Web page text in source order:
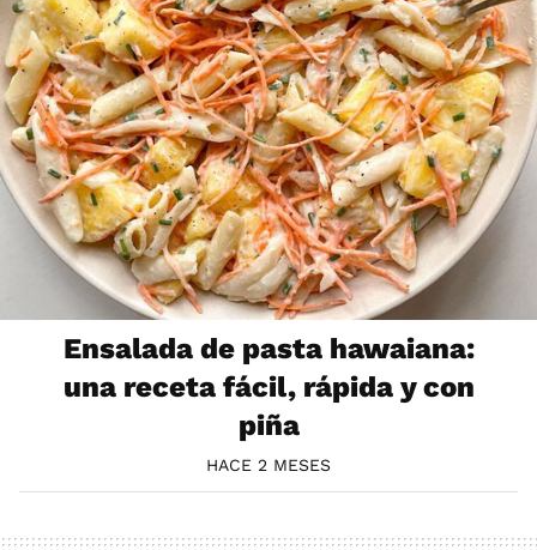
Ensalada de pasta hawaiana:
una receta fácil, rápida y con
piña
HACE 2 MESES